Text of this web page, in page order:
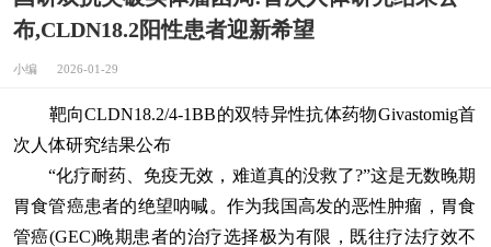
布,CLDN18.2阳性患者迎新希望
小编 2026-01-29
靶向CLDN18.2/4-1BB的双特异性抗体药物Givastomig首
次人体研究结果公布
“化疗耐药、免疫无效，难道真的没救了?”这是无数晚期
胃食管癌患者的绝望呐喊。作为我国高发的恶性肿瘤，胃食
管癌(GEC)晚期患者的治疗选择极为有限，既往疗法疗效不